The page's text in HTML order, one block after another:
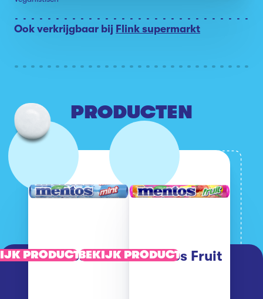
Ook verkrijgbaar bij Flink supermarkt
PRODUCTEN
Mentos Mint
PRODUCT Mentos Fruit
BEKIJK PRODUCT